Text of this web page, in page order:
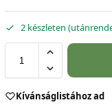
2 készleten
Kívánságlistához ad